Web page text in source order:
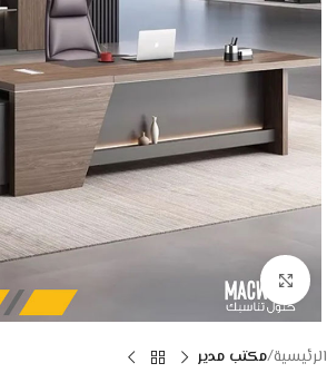
Click to enlarge
الرئيسية مكتب مدير